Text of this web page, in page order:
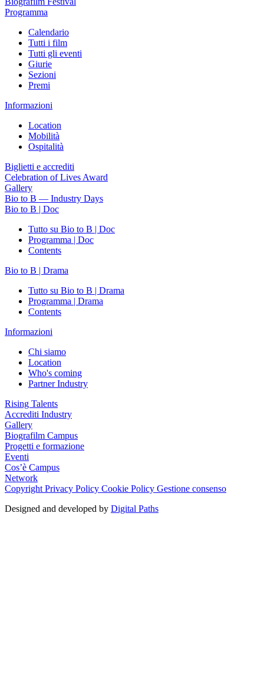
Programma
Calendario
Tutti i film
Tutti gli eventi
Giurie
Sezioni
Premi
Informazioni
Location
Mobilità
Ospitalità
Biglietti e accrediti
Celebration of Lives Award
Gallery
Bio to B — Industry Days
Bio to B | Doc
Tutto su Bio to B | Doc
Programma | Doc
Contents
Bio to B | Drama
Tutto su Bio to B | Drama
Programma | Drama
Contents
Informazioni
Chi siamo
Location
Who's coming
Partner Industry
Rising Talents
Accrediti Industry
Gallery
Biografilm Campus
Progetti e formazione
Eventi
Cos’è Campus
Network
Copyright Privacy Policy Cookie Policy Gestione consenso
Designed and developed by Digital Paths